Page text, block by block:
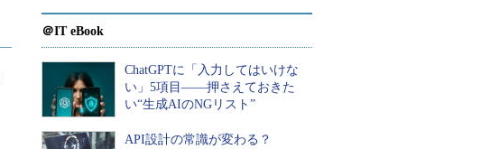
＠IT eBook
ChatGPTに「入力してはいけな
い」5項目――押さえておきた
い“生成AIのNGリスト”
API設計の常識が変わる？